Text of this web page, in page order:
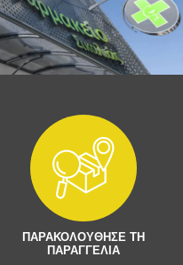
ΠΑΡΑΚΟΛΟΥΘΗΣΕ ΤΗ
ΠΑΡΑΓΓΕΛΙΑ